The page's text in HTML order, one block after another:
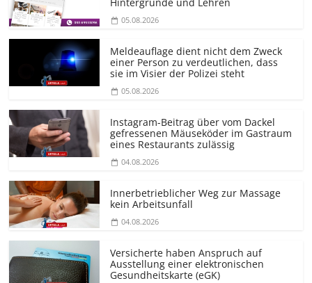
05.08.2026
Meldeauflage dient nicht dem Zweck
einer Person zu verdeutlichen, dass
sie im Visier der Polizei steht
05.08.2026
Instagram-Beitrag über vom Dackel
gefressenen Mäuseköder im Gastraum
eines Restaurants zulässig
04.08.2026
Innerbetrieblicher Weg zur Massage
kein Arbeitsunfall
04.08.2026
Versicherte haben Anspruch auf
Ausstellung einer elektronischen
Gesundheitskarte (eGK)